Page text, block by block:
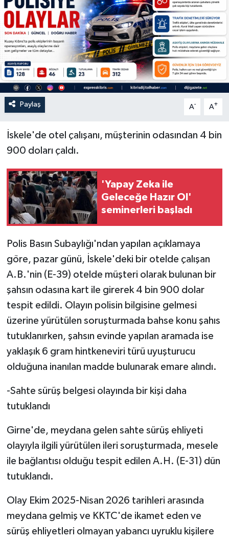
Paylaş A- A+
İskele'de otel çalışanı, müşterinin odasından 4 bin
900 doları çaldı.
'Yapay Zeka ile
Geleceğe Hazır Ol'
seminerleri başladı
Polis Basın Subaylığı'ndan yapılan açıklamaya
göre, pazar günü, İskele'deki bir otelde çalışan
A.B.'nin (E-39) otelde müşteri olarak bulunan bir
şahsın odasına kart ile girerek 4 bin 900 dolar
tespit edildi. Olayın polisin bilgisine gelmesi
üzerine yürütülen soruşturmada bahse konu şahıs
tutuklanırken, şahsın evinde yapılan aramada ise
yaklaşık 6 gram hintkeneviri türü uyuşturucu
olduğuna inanılan madde bulunarak emare alındı.
-Sahte sürüş belgesi olayında bir kişi daha
tutuklandı
Girne'de, meydana gelen sahte sürüş ehliyeti
olayıyla ilgili yürütülen ileri soruşturmada, mesele
ile bağlantısı olduğu tespit edilen A.H. (E-31) dün
tutuklandı.
Olay Ekim 2025-Nisan 2026 tarihleri arasında
meydana gelmiş ve KKTC'de ikamet eden ve
sürüş ehliyetleri olmayan yabancı uyruklu kişilere